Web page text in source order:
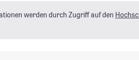
werden durch Zugriff auf den